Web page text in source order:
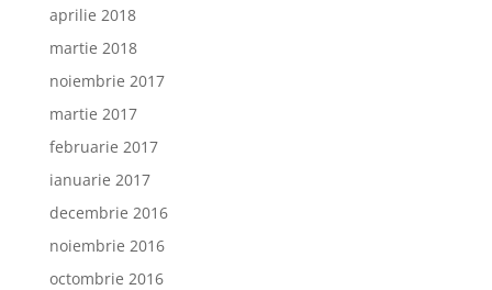
aprilie 2018
martie 2018
noiembrie 2017
martie 2017
februarie 2017
ianuarie 2017
decembrie 2016
noiembrie 2016
octombrie 2016